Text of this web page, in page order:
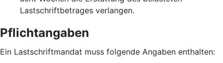
Lastschriftbetrages verlangen.
Pflichtangaben
Ein Lastschriftmandat muss folgende Angaben enthalten: